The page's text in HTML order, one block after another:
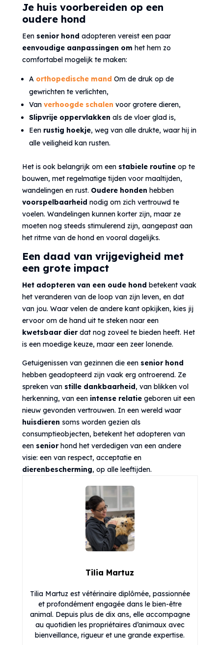
Je huis voorbereiden op een
oudere hond
Een senior hond adopteren vereist een paar
eenvoudige aanpassingen om het hem zo
comfortabel mogelijk te maken:
A orthopedische mand Om de druk op de
gewrichten te verlichten,
Van verhoogde schalen voor grotere dieren,
Slipvrije oppervlakken als de vloer glad is,
Een rustig hoekje, weg van alle drukte, waar hij in
alle veiligheid kan rusten.
Het is ook belangrijk om een stabiele routineop te
bouwen, met regelmatige tijden voor maaltijden,
wandelingen en rust. Oudere honden hebben
voorspelbaarheid nodig om zich vertrouwd te
voelen. Wandelingen kunnen korter zijn, maar ze
moeten nog steeds stimulerend zijn, aangepast aan
het ritme van de hond en vooral dagelijks.
Een daad van vrijgevigheid met
een grote impact
Het adopteren van een oude hond betekent vaak
het veranderen van de loop van zijn leven, en dat
van jou. Waar velen de andere kant opkijken, kies jij
ervoor om de hand uit te steken naar een
kwetsbaar dierdat nog zoveel te bieden heeft. Het
is een moedige keuze, maar een zeer lonende.
Getuigenissen van gezinnen die een senior hond
hebben geadopteerd zijn vaak erg ontroerend. Ze
spreken van stille dankbaarheid, van blikken vol
herkenning, van een intense relatiegeboren uit een
nieuw gevonden vertrouwen. In een wereld waar
huisdieren soms worden gezien als
consumptieobjecten, betekent het adopteren van
een seniorhond het verdedigen van een andere
visie: een van respect, acceptatie en
dierenbescherming, op alle leeftijden.
Tilia Martuz
Tilia Martuz est vétérinaire diplômée, passionnée
et profondément engagée dans le bien-être
animal. Depuis plus de dix ans, elle accompagne
au quotidien les propriétaires d’animaux avec
bienveillance, rigueur et une grande expertise.